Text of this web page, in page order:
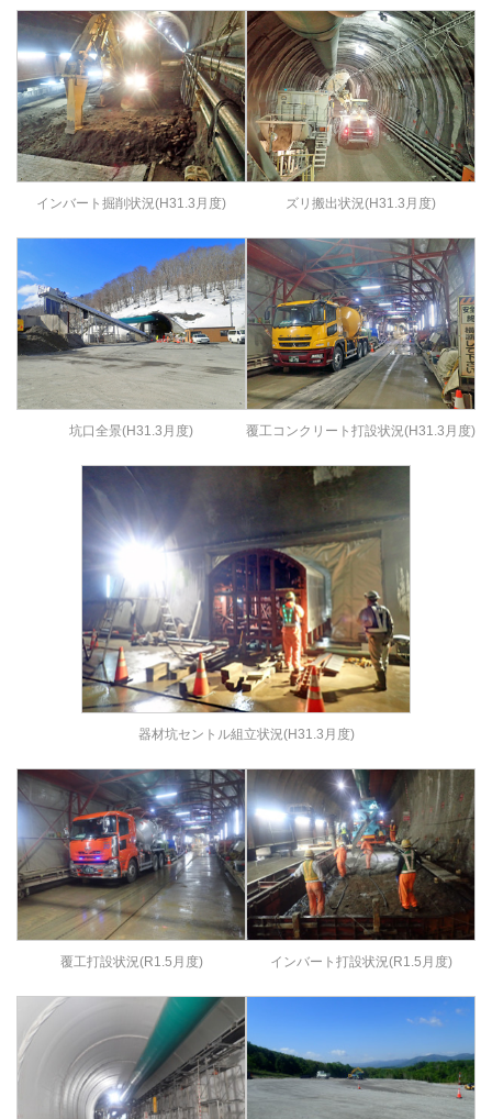
インバート掘削状況(H31.3月度) ズリ搬出状況(H31.3月度)
坑口全景(H31.3月度) 覆工コンクリート打設状況(H31.3月度)
器材坑セントル組立状況(H31.3月度)
覆工打設状況(R1.5月度) インバート打設状況(R1.5月度)